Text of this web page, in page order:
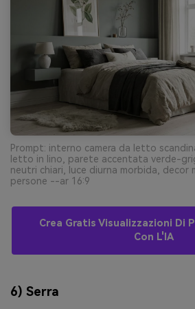
Prompt: interno camera da letto
letto in lino, parete accentata verde-
neutri chiari, luce diurna morbida, decor
persone --ar 16:9
Crea Gratis Visualizzazioni Di
Con L'IA
6) Serra